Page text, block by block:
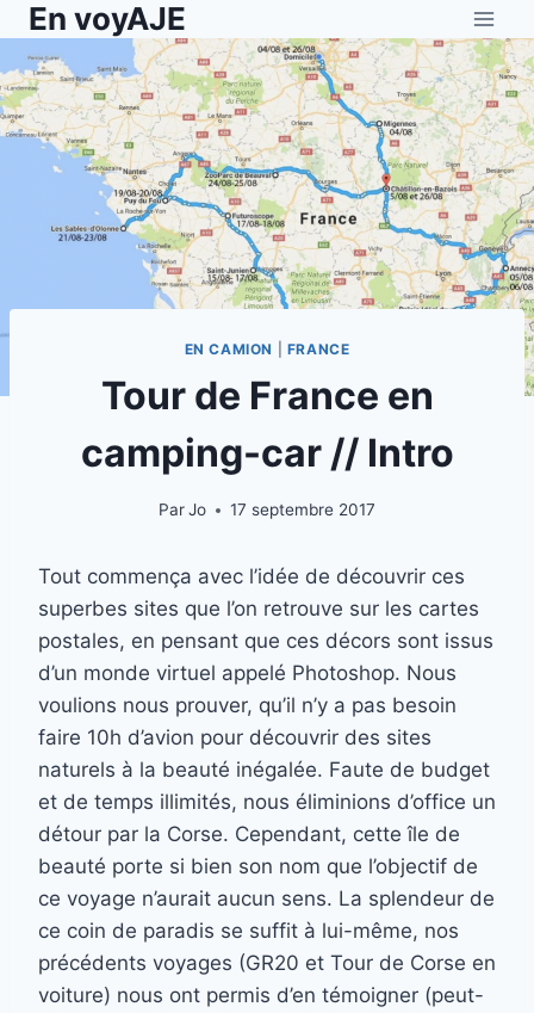
Aller
contenu
En voyAJE
EN CAMION FRANCE
Tour de France en
camping-car // Intro
ParJo 17 septembre 2017
Tout commença avec l’idée de découvrir ces
superbes sites que l’on retrouve sur les cartes
postales, en pensant que ces décors sont issus
d’un monde virtuel appelé Photoshop. Nous
voulions nous prouver, qu’il n’y a pas besoin
faire 10h d’avion pour découvrir des sites
naturels à la beauté inégalée. Faute de budget
et de temps illimités, nous éliminions d’office un
détour par la Corse. Cependant, cette île de
beauté porte si bien son nom que l’objectif de
ce voyage n’aurait aucun sens. La splendeur de
ce coin de paradis se suffit à lui-même, nos
précédents voyages (GR20 et Tour de Corse en
voiture) nous ont permis d’en témoigner (peut-